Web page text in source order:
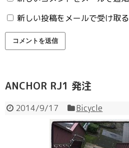
新しい投稿をメールで受け取る
ANCHOR RJ1 発注
2014/9/17 Bicycle